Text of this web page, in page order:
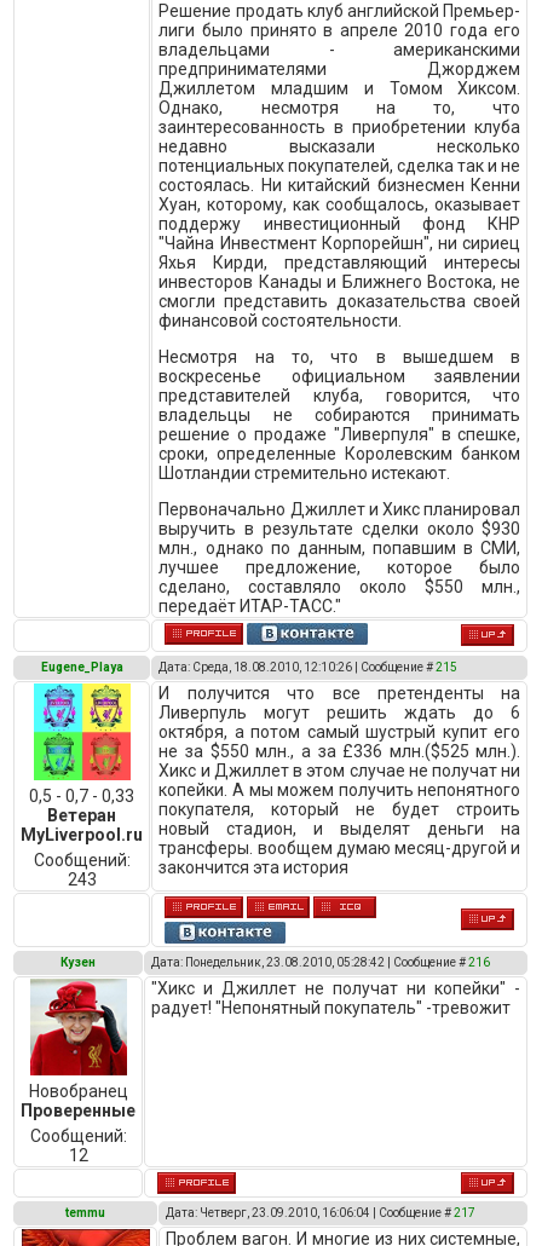
Решение продать клуб английской Премьер-
лиги было принято в апреле 2010 года его
владельцами - американскими
предпринимателями Джорджем
Джиллетом младшим и Томом Хиксом.
Однако, несмотря на то, что
заинтересованность в приобретении клуба
недавно высказали несколько
потенциальных покупателей, сделка так и не
состоялась. Ни китайский бизнесмен Кенни
Хуан, которому, как сообщалось, оказывает
поддержу инвестиционный фонд КНР
"Чайна Инвестмент Корпорейшн", ни сириец
Яхья Кирди, представляющий интересы
инвесторов Канады и Ближнего Востока, не
смогли представить доказательства своей
финансовой состоятельности.
Несмотря на то, что в вышедшем в
воскресенье официальном заявлении
представителей клуба, говорится, что
владельцы не собираются принимать
решение о продаже "Ливерпуля" в спешке,
сроки, определенные Королевским банком
Шотландии стремительно истекают.
Первоначально Джиллет и Хикс планировал
выручить в результате сделки около $930
млн., однако по данным, попавшим в СМИ,
лучшее предложение, которое было
сделано, составляло около $550 млн.,
передаёт ИТАР-ТАСС."
Eugene_Playa Дата: Среда, 18.08.2010, 12:10:26 | Сообщение #215
0,5 - 0,7 - 0,33
Ветеран
MyLiverpool.ru
Сообщений:
243
И получится что все претенденты на
Ливерпуль могут решить ждать до 6
октября, а потом самый шустрый купит его
не за $550 млн., а за £336 млн.($525 млн.).
Хикс и Джиллет в этом случае не получат ни
копейки. А мы можем получить непонятного
покупателя, который не будет строить
новый стадион, и выделят деньги на
трансферы. вообщем думаю месяц-другой и
закончится эта история
Кузен Дата: Понедельник, 23.08.2010, 05:28:42 | Сообщение #216
Новобранец
Проверенные
Сообщений:
12
"Хикс и Джиллет не получат ни копейки" -
радует! "Непонятный покупатель" -тревожит
temmu Дата: Четверг, 23.09.2010, 16:06:04 | Сообщение #217
Проблем вагон. И многие из них системные,